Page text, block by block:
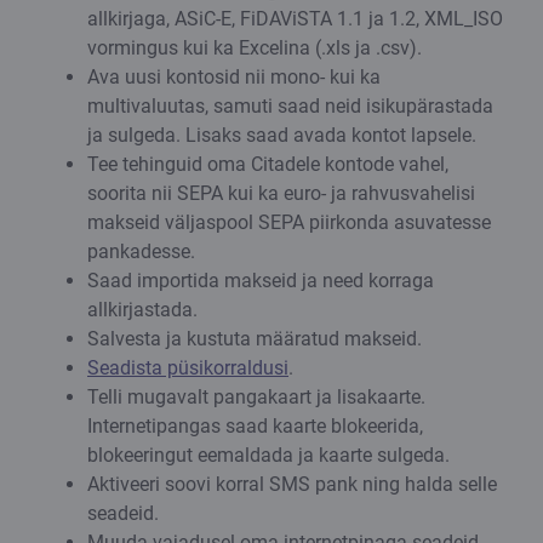
allkirjaga, ASiC-E, FiDAViSTA 1.1 ja 1.2, XML_ISO
vormingus kui ka Excelina (.xls ja .csv).
Ava uusi kontosid nii mono- kui ka
multivaluutas, samuti saad neid isikupärastada
ja sulgeda. Lisaks saad avada kontot lapsele.
Tee tehinguid oma Citadele kontode vahel,
soorita nii SEPA kui ka euro- ja rahvusvahelisi
makseid väljaspool SEPA piirkonda asuvatesse
pankadesse.
Saad importida makseid ja need korraga
allkirjastada.
Salvesta ja kustuta määratud makseid.
Seadista püsikorraldusi.
Telli mugavalt pangakaart ja lisakaarte.
Internetipangas saad kaarte blokeerida,
blokeeringut eemaldada ja kaarte sulgeda.
Aktiveeri soovi korral SMS pank ning halda selle
seadeid.